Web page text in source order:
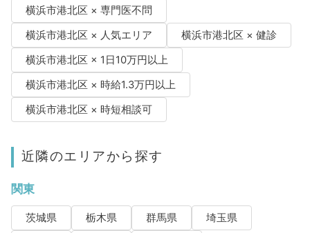
横浜市港北区 × 専門医不問
横浜市港北区 × 人気エリア
横浜市港北区 × 健診
横浜市港北区 × 1日10万円以上
横浜市港北区 × 時給1.3万円以上
横浜市港北区 × 時短相談可
近隣のエリアから探す
関東
茨城県 栃木県 群馬県
埼玉県